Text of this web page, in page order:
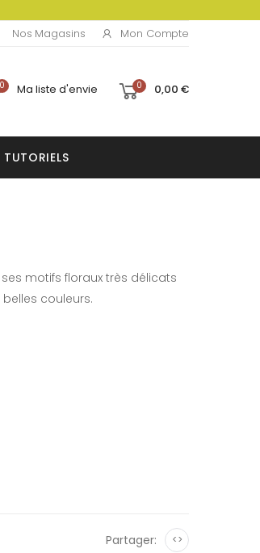
Nos Magasins Mon Compte
0 Ma liste d'envie 0 0,00 €
TUTORIELS
motifs floraux très délicats
couleurs.
Partager: <>